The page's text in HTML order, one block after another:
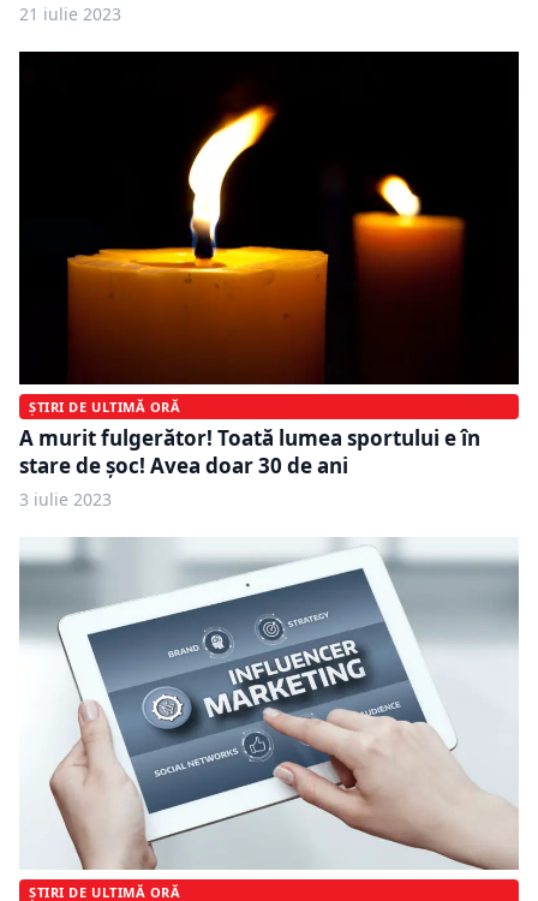
21 iulie 2023
ȘTIRI DE ULTIMĂ ORĂ
A murit fulgerător! Toată lumea sportului e în
stare de șoc! Avea doar 30 de ani
3 iulie 2023
ȘTIRI DE ULTIMĂ ORĂ